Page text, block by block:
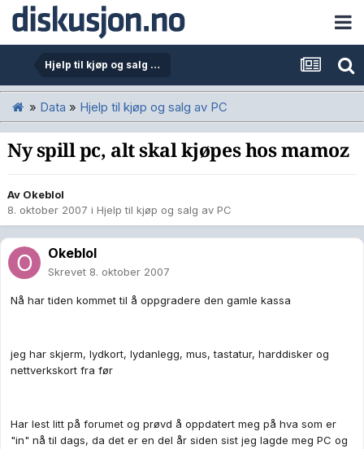
Hjelp til kjøp og salg av PC
» Data » Hjelp til kjøp og salg av PC
Ny spill pc, alt skal kjøpes hos mamoz
Av Okeblol
8. oktober 2007 i Hjelp til kjøp og salg av PC
Okeblol
Skrevet 8. oktober 2007
Nå har tiden kommet til å oppgradere den gamle kassa
jeg har skjerm, lydkort, lydanlegg, mus, tastatur, harddisker og
nettverkskort fra før
Har lest litt på forumet og prøvd å oppdatert meg på hva som er
"in" nå til dags, da det er en del år siden sist jeg lagde meg PC og